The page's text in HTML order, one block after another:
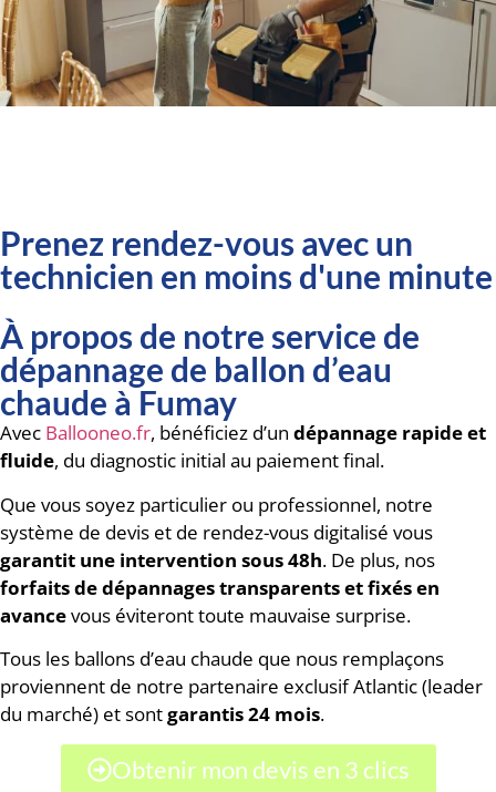
Prenez rendez-vous avec un
technicien en moins d'une minute
À propos de notre service de
dépannage de ballon d’eau
chaude à Fumay
Avec Ballooneo.fr, bénéficiez d’un dépannage rapide et
fluide, du diagnostic initial au paiement final.
Que vous soyez particulier ou professionnel, notre
système de devis et de rendez-vous digitalisé vous
garantit une intervention sous 48h. De plus, nos
forfaits de dépannages transparents et fixés en
avancevous éviteront toute mauvaise surprise.
Tous les ballons d’eau chaude que nous remplaçons
proviennent de notre partenaire exclusif Atlantic (leader
du marché) et sontgarantis 24 mois.
Obtenir mon devis en 3 clics